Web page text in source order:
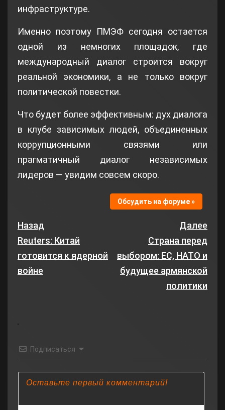
инфраструктуре.
Именно поэтому ПМЭФ сегодня остается
одной из немногих площадок, где
международный диалог строится вокруг
реальной экономики, а не только вокруг
политической повестки.
Что будет более эффективным: дух диалога
в клубе зависимых людей, объединенных
коррупционными связями или
прагматичный диалог независимых
лидеров — увидим совсем скоро.
Обсудить на форуме »
Назад
Reuters: Китай
готовится к ядерной
войне
Далее
Страна перед
выбором: ЕС, НАТО и
будущее армянской
политики
Подписаться